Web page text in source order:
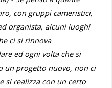
con gruppi cameristici,
organista, alcuni luoghi
ci si rinnova
ed ogni volta che si
un progetto nuovo, non ci
si realizza con un certo